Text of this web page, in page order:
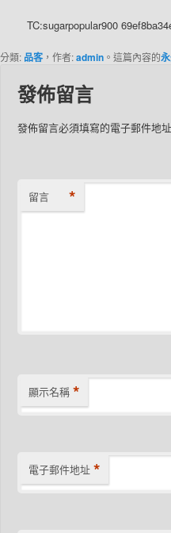
TC:sugarpopular900
分類: 品客 ，作者:admin 。這篇內容的
發佈留言
發佈留言必須填寫的電子郵件地
留言 *
顯示名稱 *
電子郵件地址 *